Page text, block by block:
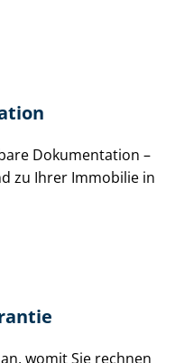
Dokumentation –
zu Ihrer Immobilie in
womit Sie rechnen